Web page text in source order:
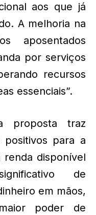
aos que já
A melhoria na
aposentados
por serviços
recursos
essenciais”.
proposta traz
positivos para a
renda disponível
de
em mãos,
poder de